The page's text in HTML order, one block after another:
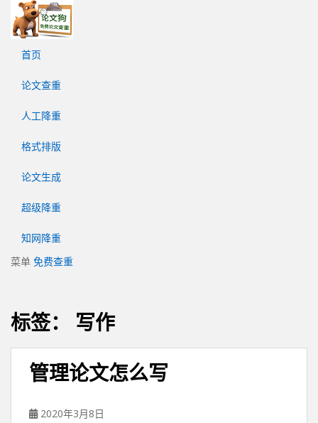
首页
论文查重
人工降重
格式排版
论文生成
超级降重
知网降重
菜单 免费查重
标签： 写作
管理论文怎么写
2020年3月8日